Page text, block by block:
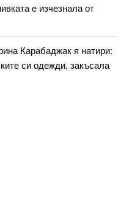
е изчезнала от
Карабаджак я натири:
си одежди, закъсала